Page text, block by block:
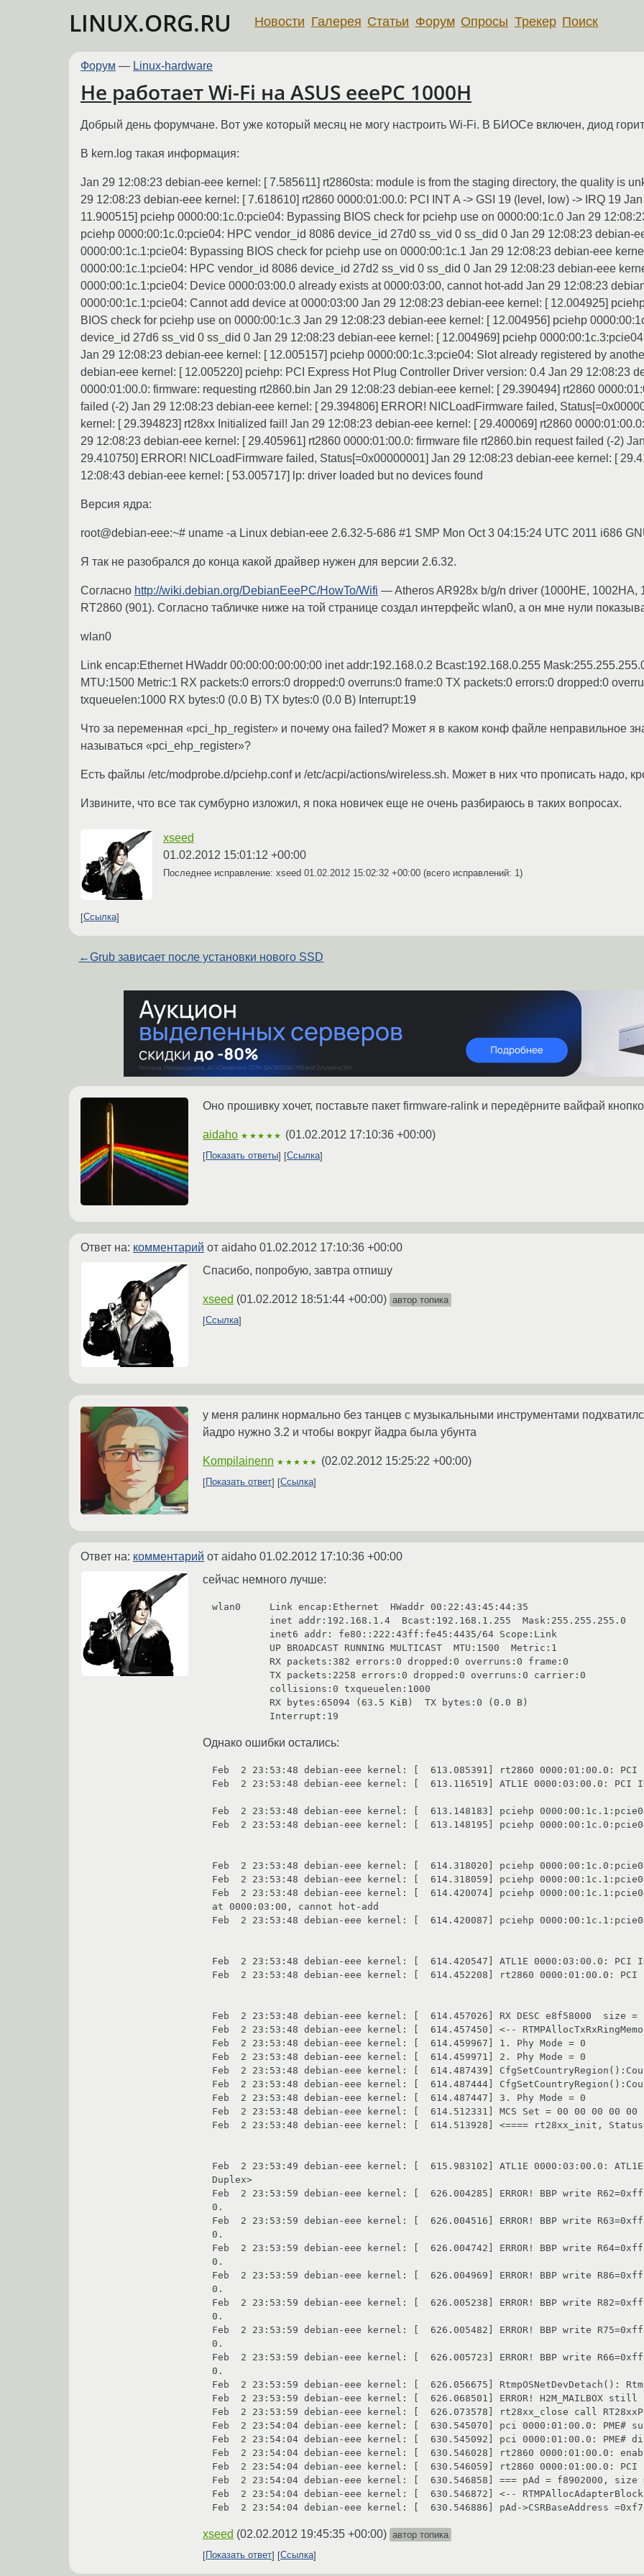
LINUX.ORG.RU Новости Галерея Статьи Форум Опросы Трекер Поиск
Форум — Linux-hardware
Не работает Wi-Fi на ASUS eeePC 1000H
Добрый день форумчане. Вот уже который месяц не могу настроить Wi-Fi. В БИОСе включен, диод
В kern.log такая информация:
Jan 29 12:08:23 debian-eee kernel: [ 7.585611] rt2860sta: module is from the staging directory, the quality is
29 12:08:23 debian-eee kernel: [ 7.618610] rt2860 0000:01:00.0: PCI INT A -> GSI 19 (level, low) -> IRQ 19
11.900515] pciehp 0000:00:1c.0:pcie04: Bypassing BIOS check for pciehp use on 0000:00:1c.0 Jan 29
pciehp 0000:00:1c.0:pcie04: HPC vendor_id 8086 device_id 27d0 ss_vid 0 ss_did 0 Jan 29 12:08:23 debian-
0000:00:1c.1:pcie04: Bypassing BIOS check for pciehp use on 0000:00:1c.1 Jan 29 12:08:23 debian-eee
0000:00:1c.1:pcie04: HPC vendor_id 8086 device_id 27d2 ss_vid 0 ss_did 0 Jan 29 12:08:23 debian-eee
0000:00:1c.1:pcie04: Device 0000:03:00.0 already exists at 0000:03:00, cannot hot-add Jan 29 12:08:23
0000:00:1c.1:pcie04: Cannot add device at 0000:03:00 Jan 29 12:08:23 debian-eee kernel: [ 12.004925]
BIOS check for pciehp use on 0000:00:1c.3 Jan 29 12:08:23 debian-eee kernel: [ 12.004956] pciehp
device_id 27d6 ss_vid 0 ss_did 0 Jan 29 12:08:23 debian-eee kernel: [ 12.004969] pciehp
Jan 29 12:08:23 debian-eee kernel: [ 12.005157] pciehp 0000:00:1c.3:pcie04: Slot already registered by
debian-eee kernel: [ 12.005220] pciehp: PCI Express Hot Plug Controller Driver version: 0.4 Jan 29 12:08:23
0000:01:00.0: firmware: requesting rt2860.bin Jan 29 12:08:23 debian-eee kernel: [ 29.390494] rt2860
failed (-2) Jan 29 12:08:23 debian-eee kernel: [ 29.394806] ERROR! NICLoadFirmware failed,
kernel: [ 29.394823] rt28xx Initialized fail! Jan 29 12:08:23 debian-eee kernel: [ 29.400069] rt2860
29 12:08:23 debian-eee kernel: [ 29.405961] rt2860 0000:01:00.0: firmware file rt2860.bin request failed (-2)
29.410750] ERROR! NICLoadFirmware failed, Status[=0x00000001] Jan 29 12:08:23 debian-eee kernel: [
12:08:43 debian-eee kernel: [ 53.005717] lp: driver loaded but no devices found
Версия ядра:
root@debian-eee:~# uname -a Linux debian-eee 2.6.32-5-686 #1 SMP Mon Oct 3 04:15:24 UTC 2011 i686
Я так не разобрался до конца какой драйвер нужен для версии 2.6.32.
Согласно http://wiki.debian.org/DebianEeePC/HowTo/Wifi — Atheros AR928x b/g/n driver (1000HE, 1002HA,
RT2860 (901). Согласно табличке ниже на той странице создал интерфейс wlan0, а он мне нули
wlan0
Link encap:Ethernet HWaddr 00:00:00:00:00:00 inet addr:192.168.0.2 Bcast:192.168.0.255
MTU:1500 Metric:1 RX packets:0 errors:0 dropped:0 overruns:0 frame:0 TX packets:0 errors:0 dropped:0
txqueuelen:1000 RX bytes:0 (0.0 B) TX bytes:0 (0.0 B) Interrupt:19
Что за переменная «pci_hp_register» и почему она failed? Может я в каком конф файле неправильное
называться «pci_ehp_register»?
Есть файлы /etc/modprobe.d/pciehp.conf и /etc/acpi/actions/wireless.sh. Может в них что прописать надо,
Извините, что все так сумбурно изложил, я пока новичек еще не очень разбираюсь в таких вопросах.
xseed
01.02.2012 15:01:12 +00:00
Последнее исправление: xseed 01.02.2012 15:02:32 +00:00 (всего исправлений: 1)
Ссылка
←Grub зависает после установки нового SSD
Оно прошивку хочет, поставьте пакет firmware-ralink и передёрните вайфай
aidaho ★★★★★ (01.02.2012 17:10:36 +00:00)
Показать ответы Ссылка
Ответ на: комментарий от aidaho 01.02.2012 17:10:36 +00:00
Спасибо, попробую, завтра отпишу
xseed (01.02.2012 18:51:44 +00:00) автор топика
Ссылка
у меня ралинк нормально без танцев с музыкальными инструментами
йадро нужно 3.2 и чтобы вокруг йадра была убунта
Kompilainenn ★★★★★ (02.02.2012 15:25:22 +00:00)
Показать ответ Ссылка
Ответ на: комментарий от aidaho 01.02.2012 17:10:36 +00:00
сейчас немного лучше:
wlan0     Link encap:Ethernet  HWaddr 00:22:43:45:44:35
          Interrupt:19
Однако ошибки остались:
Feb  2 23:53:48 debian-eee kernel: [  613.085391] rt2860 0000:01:00.0: PCI
Feb  2 23:53:48 debian-eee kernel: [  613.116519] ATL1E 0000:03:00.0: PCI
Feb  2 23:53:48 debian-eee kernel: [  613.148183] pciehp 0000:00:1c.1:pcie04:
Feb  2 23:53:48 debian-eee kernel: [  613.148195] pciehp 0000:00:1c.0:pcie04:
Feb  2 23:53:48 debian-eee kernel: [  614.318020] pciehp 0000:00:1c.0:pcie04:
Feb  2 23:53:48 debian-eee kernel: [  614.318059] pciehp 0000:00:1c.1:pcie04:
Feb  2 23:53:48 debian-eee kernel: [  614.420074] pciehp
at 0000:03:00, cannot hot-add
Feb  2 23:53:48 debian-eee kernel: [  614.420087] pciehp
Feb  2 23:53:48 debian-eee kernel: [  614.420547] ATL1E 0000:03:00.0:
Feb  2 23:53:48 debian-eee kernel: [  614.452208] rt2860 0000:01:00.0:
Feb  2 23:53:48 debian-eee kernel: [  614.457026] RX DESC e8f58000  size =
Feb  2 23:53:48 debian-eee kernel: [  614.457450] <--
Feb  2 23:53:48 debian-eee kernel: [  614.459967] 1. Phy Mode = 0
Feb  2 23:53:48 debian-eee kernel: [  614.459971] 2. Phy Mode = 0
Feb  2 23:53:48 debian-eee kernel: [  614.487439]
Feb  2 23:53:48 debian-eee kernel: [  614.487444]
Feb  2 23:53:48 debian-eee kernel: [  614.487447] 3. Phy Mode = 0
Feb  2 23:53:48 debian-eee kernel: [  614.512331] MCS Set = 00 00 00 00 00
Feb  2 23:53:48 debian-eee kernel: [  614.513928] <==== rt28xx_init,
Feb  2 23:53:49 debian-eee kernel: [  615.983102] ATL1E 0000:03:00.0:
Duplex>
Feb  2 23:53:59 debian-eee kernel: [  626.004285] ERROR! BBP write
0.
Feb  2 23:53:59 debian-eee kernel: [  626.004516] ERROR! BBP write
0.
Feb  2 23:53:59 debian-eee kernel: [  626.004742] ERROR! BBP write
0.
Feb  2 23:53:59 debian-eee kernel: [  626.004969] ERROR! BBP write
0.
Feb  2 23:53:59 debian-eee kernel: [  626.005238] ERROR! BBP write
0.
Feb  2 23:53:59 debian-eee kernel: [  626.005482] ERROR! BBP write
0.
Feb  2 23:53:59 debian-eee kernel: [  626.005723] ERROR! BBP write
0.
Feb  2 23:53:59 debian-eee kernel: [  626.056675] RtmpOSNetDevDetach():
Feb  2 23:53:59 debian-eee kernel: [  626.068501] ERROR! H2M_MAILBOX still
Feb  2 23:53:59 debian-eee kernel: [  626.073578] rt28xx_close call
Feb  2 23:54:04 debian-eee kernel: [  630.545070] pci 0000:01:00.0: PME#
Feb  2 23:54:04 debian-eee kernel: [  630.545092] pci 0000:01:00.0: PME#
Feb  2 23:54:04 debian-eee kernel: [  630.546028] rt2860 0000:01:00.0:
Feb  2 23:54:04 debian-eee kernel: [  630.546059] rt2860 0000:01:00.0:
Feb  2 23:54:04 debian-eee kernel: [  630.546858] === pAd = f8902000, size
Feb  2 23:54:04 debian-eee kernel: [  630.546872] <--
Feb  2 23:54:04 debian-eee kernel: [  630.546886] pAd->CSRBaseAddress
xseed (02.02.2012 19:45:35 +00:00) автор топика
Показать ответ
Ссылка